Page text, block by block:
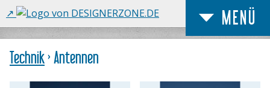
MENÜ
Technik› Antennen